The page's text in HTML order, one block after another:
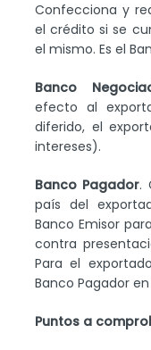
Confecciona y
el crédito si se
el mismo. Es el
Banco
efecto al
diferido, el
intereses).
Banco Pagador.
país del
Banco Emisor
contra
Para el
Banco Pagador
Puntos a